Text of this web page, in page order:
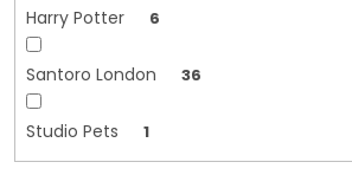
Harry Potter 6
Santoro London 36
Studio Pets 1